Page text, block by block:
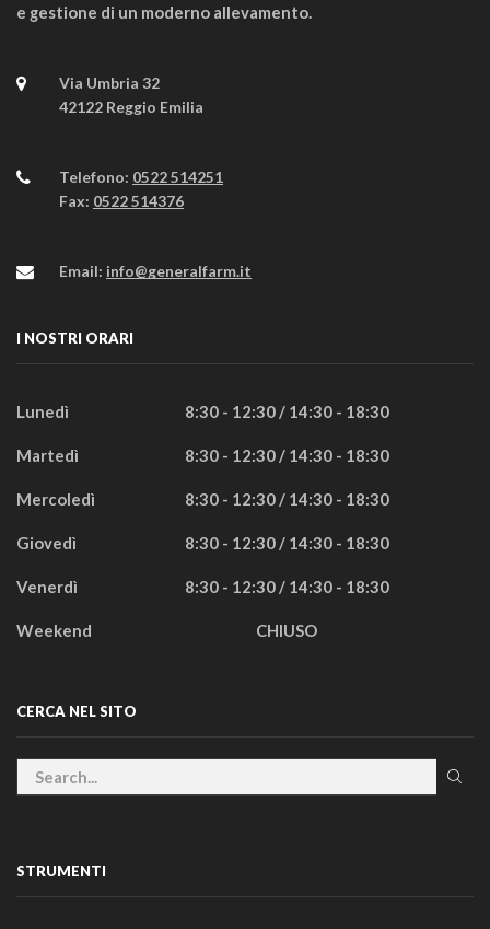
e gestione di un moderno allevamento.
Via Umbria 32
42122 Reggio Emilia
Telefono: 0522 514251
Fax: 0522 514376
Email: info@generalfarm.it
I NOSTRI ORARI
Lunedì 8:30 - 12:30 / 14:30 - 18:30
Martedì 8:30 - 12:30 / 14:30 - 18:30
Mercoledì 8:30 - 12:30 / 14:30 - 18:30
Giovedì 8:30 - 12:30 / 14:30 - 18:30
Venerdì 8:30 - 12:30 / 14:30 - 18:30
Weekend CHIUSO
CERCA NEL SITO
STRUMENTI